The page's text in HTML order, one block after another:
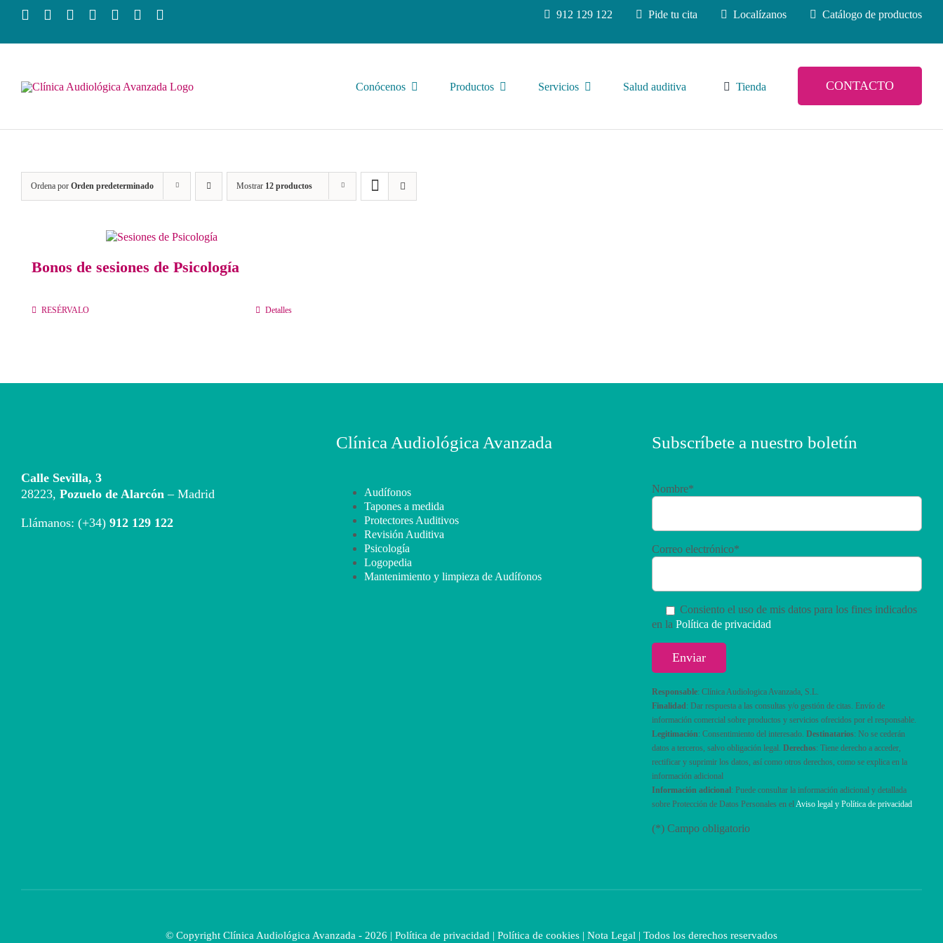
912 129 122 Pide tu cita Localízanos Catálogo de productos
Conócenos Productos Servicios Salud auditiva Tienda CONTACTO
Ordena por Orden predeterminado Mostrar 12 productos
Bonos de sesiones de Psicología
RESÉRVALO Detalles
Calle Sevilla, 3
28223, Pozuelo de Alarcón – Madrid
Llámanos: (+34) 912 129 122
Clínica Audiológica Avanzada
Audífonos
Tapones a medida
Protectores Auditivos
Revisión Auditiva
Psicología
Logopedia
Mantenimiento y limpieza de Audífonos
Subscríbete a nuestro boletín
Nombre*
Correo electrónico*
Consiento el uso de mis datos para los fines indicados
en la Política de privacidad
Responsable: Clínica Audiologica Avanzada, S.L.
Finalidad: Dar respuesta a las consultas y/o gestión de citas. Envío de
información comercial sobre productos y servicios ofrecidos por el responsable.
Legitimación: Consentimiento del interesado. Destinatarios: No se cederán
datos a terceros, salvo obligación legal. Derechos: Tiene derecho a acceder,
rectificar y suprimir los datos, así como otros derechos, como se explica en la
información adicional
Información adicional: Puede consultar la información adicional y detallada
sobre Protección de Datos Personales en el Aviso legal y Política de privacidad
(*) Campo obligatorio
© Copyright Clínica Audiológica Avanzada - 2026 | Política de privacidad | Política de cookies | Nota Legal | Todos los derechos reservados